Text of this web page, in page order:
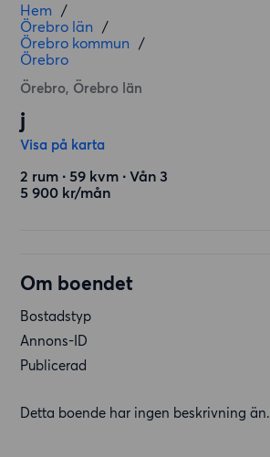
Hem /
Örebro län /
Örebro kommun /
Örebro
Örebro, Örebro län
j
Visa på karta
2 rum ∙ 59 kvm ∙ Vån 3
5 900 kr/mån
Om boendet
Bostadstyp
Annons-ID
Publicerad
Detta boende har ingen beskrivning än.